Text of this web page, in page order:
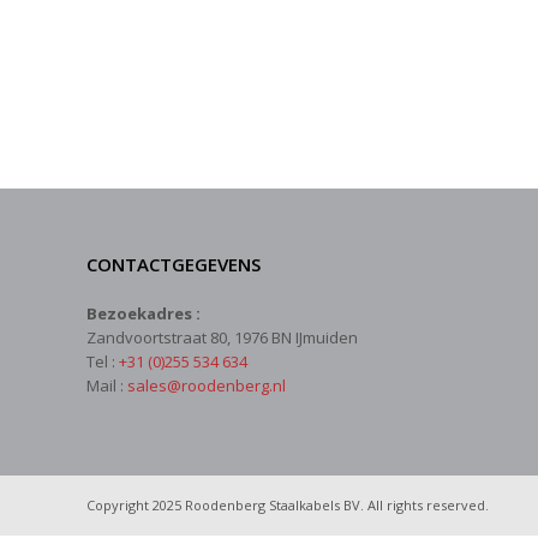
CONTACTGEGEVENS
Bezoekadres :
Zandvoortstraat 80, 1976 BN IJmuiden
Tel : +31 (0)255 534 634
Mail : sales@roodenberg.nl
Copyright 2025 Roodenberg Staalkabels BV. All rights reserved.